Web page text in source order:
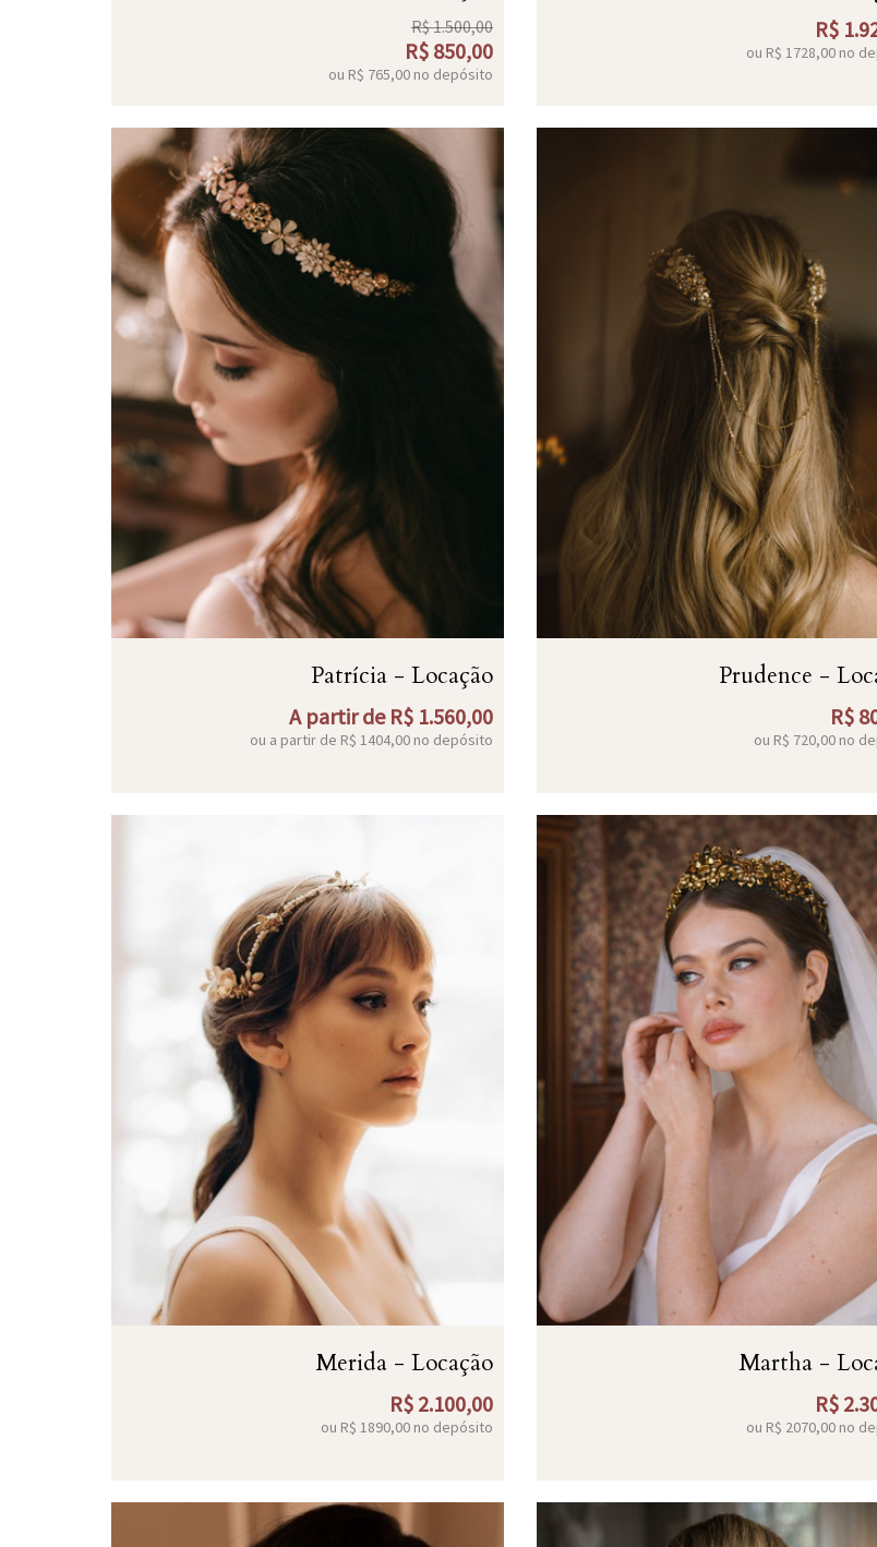
R$1.500,00
R$ 850,00
ou R$ 765,00 no depósito
R$
ou R$ 1728,00 no
Patrícia - Locação
A partir de R$ 1.560,00
ou a partir de R$ 1404,00 no depósito
Prudence -
R$
ou R$ 720,00 no
Merida - Locação
R$ 2.100,00
ou R$ 1890,00 no depósito
Martha -
R$
ou R$ 2070,00 no